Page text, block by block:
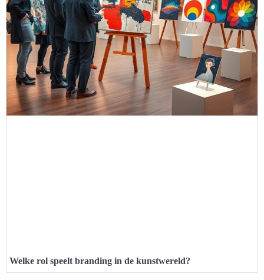
Welke rol speelt branding in de kunstwereld?